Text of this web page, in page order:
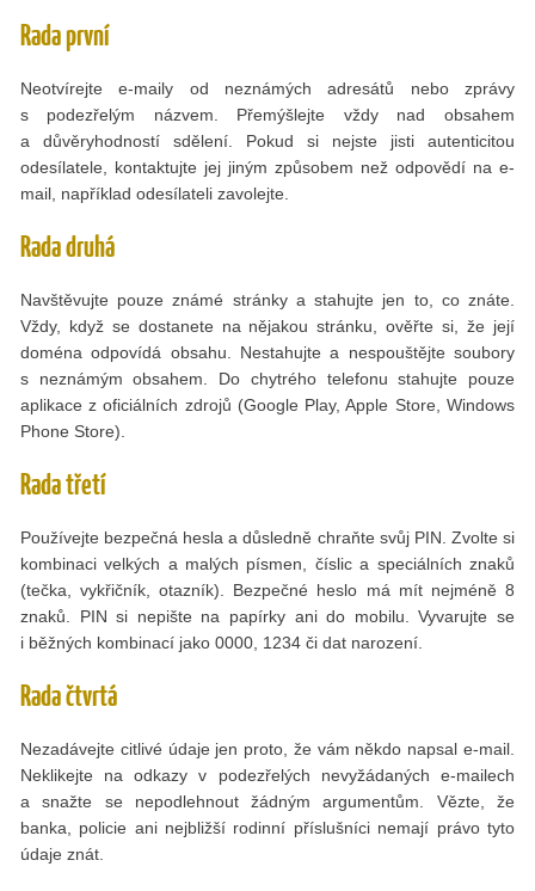
Rada první
Neotvírejte e-maily od neznámých adresátů nebo zprávy
s podezřelým názvem. Přemýšlejte vždy nad obsahem
a důvěryhodností sdělení. Pokud si nejste jisti autenticitou
odesílatele, kontaktujte jej jiným způsobem než odpovědí na e-
mail, například odesílateli zavolejte.
Rada druhá
Navštěvujte pouze známé stránky a stahujte jen to, co znáte.
Vždy, když se dostanete na nějakou stránku, ověřte si, že její
doména odpovídá obsahu. Nestahujte a nespouštějte soubory
s neznámým obsahem. Do chytrého telefonu stahujte pouze
aplikace z oficiálních zdrojů (Google Play, Apple Store, Windows
Phone Store).
Rada třetí
Používejte bezpečná hesla a důsledně chraňte svůj PIN. Zvolte si
kombinaci velkých a malých písmen, číslic a speciálních znaků
(tečka, vykřičník, otazník). Bezpečné heslo má mít nejméně 8
znaků. PIN si nepište na papírky ani do mobilu. Vyvarujte se
i běžných kombinací jako 0000, 1234 či dat narození.
Rada čtvrtá
Nezadávejte citlivé údaje jen proto, že vám někdo napsal e-mail.
Neklikejte na odkazy v podezřelých nevyžádaných e-mailech
a snažte se nepodlehnout žádným argumentům. Vězte, že
banka, policie ani nejbližší rodinní příslušníci nemají právo tyto
údaje znát.